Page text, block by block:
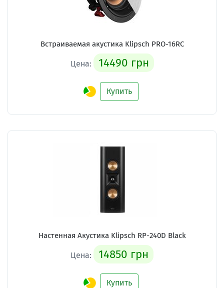
Встраиваемая акустика Klipsch PRO-16RC
Цена: 14490 грн
Купить
Настенная Акустика Klipsch RP-240D Black
Цена: 14850 грн
Купить